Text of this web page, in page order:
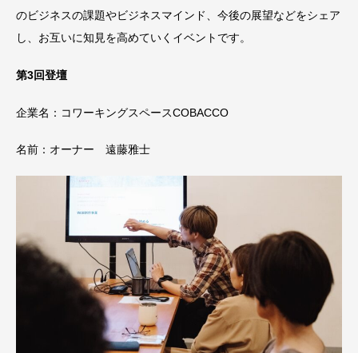
のビジネスの課題やビジネスマインド、今後の展望などをシェア
し、お互いに知見を高めていくイベントです。
第3回登壇
企業名：コワーキングスペースCOBACCO
名前：オーナー 遠藤雅士